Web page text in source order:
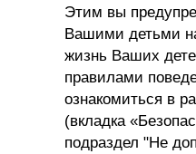
Этим вы
Вашими детьми
жизнь Ваших
правилами
ознакомиться в
(вкладка
подраздел "Не